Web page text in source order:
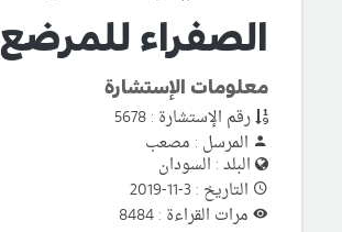
الصفراء للمرضع
معلومات الإستشارة
رقم الإستشارة : 5678
المرسل : مصعب
البلد : السودان
التاريخ : 3-11-2019
مرات القراءة : 8484